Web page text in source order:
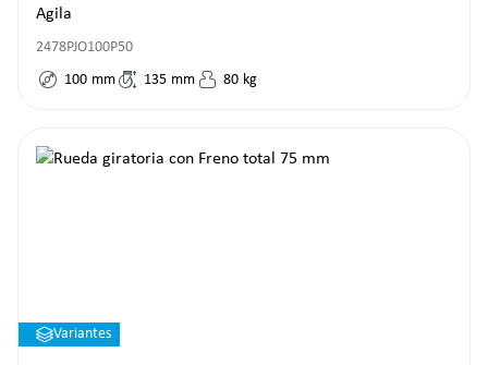
Agila
2478PJO100P50
100 mm 135 mm 80 kg
Variantes